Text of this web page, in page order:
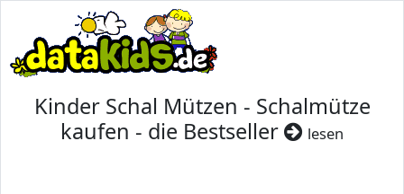
Kinder Schal Mützen - Schalmütze
kaufen - die Bestseller
lesen